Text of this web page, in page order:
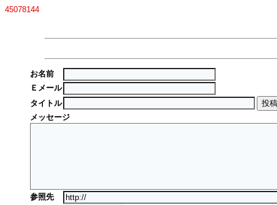
45078144
お名前
Ｅメール
タイトル
メッセージ
参照先